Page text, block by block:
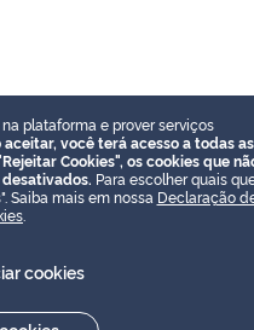
plataforma e prover serviços
aceitar, você terá acesso a todas as
Cookies", os cookies que
Para escolher quais
Saiba mais em nossa Declaração
cookies